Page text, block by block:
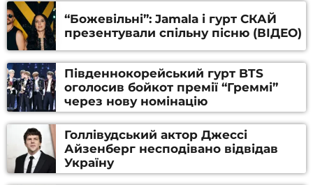
“Божевільні”: Jamala і гурт СКАЙ
презентували спільну пісню (ВІДЕО)
Південнокорейський гурт BTS
оголосив бойкот премії “Греммі”
через нову номінацію
Голлівудський актор Джессі
Айзенберг несподівано відвідав
Україну